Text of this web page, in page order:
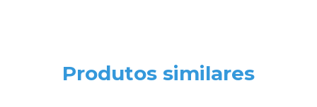
Produtos similares